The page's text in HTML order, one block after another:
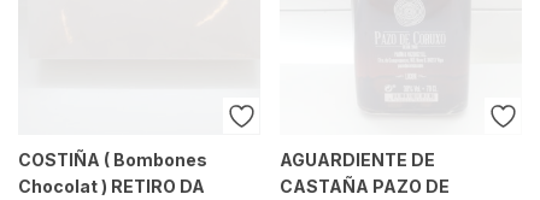
COSTIÑA ( Bombones
Chocolat ) RETIRO DA
AGUARDIENTE DE
CASTAÑA PAZO DE